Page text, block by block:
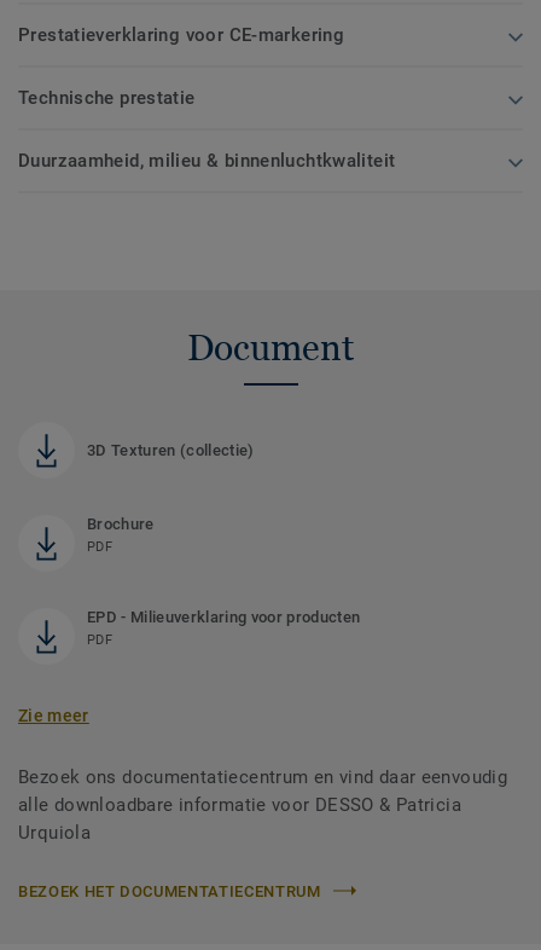
Prestatieverklaring voor CE-markering
Technische prestatie
Duurzaamheid, milieu & binnenluchtkwaliteit
Document
3D Texturen (collectie)
Brochure
PDF
EPD - Milieuverklaring voor producten
PDF
Zie meer
Bezoek ons documentatiecentrum en vind daar eenvoudig
alle downloadbare informatie voor DESSO & Patricia
Urquiola
BEZOEK HET DOCUMENTATIECENTRUM